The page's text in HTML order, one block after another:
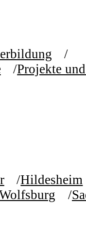
Projekte
Hildesheim